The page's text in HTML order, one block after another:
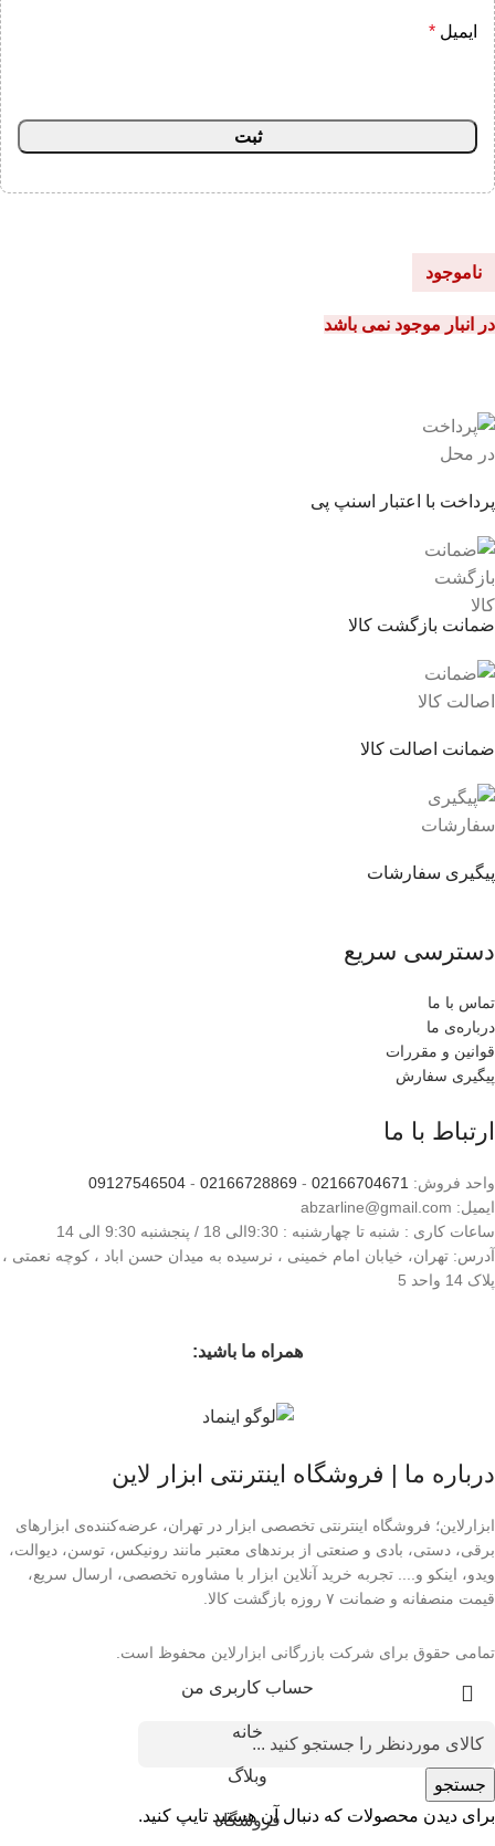
ایمیل *
ناموجود
در انبار موجود نمی باشد
پرداخت با اعتبار اسنپ پی
ضمانت بازگشت کالا
ضمانت اصالت کالا
پیگیری سفارشات
دسترسی سریع
تماس با ما
درباره‌ی ما
قوانین و مقررات
پیگیری سفارش
ارتباط با ما
واحد فروش: 02166704671
-
02166728869
-
09127546504
ایمیل: abzarline@gmail.com
ساعات کاری : شنبه تا چهارشنبه : 9:30الی 18 / پنجشنبه 9:30 الی 14
آدرس: تهران، خیابان امام خمینی ، نرسیده به میدان حسن اباد ، کوچه نعمتی ،
پلاک 14 واحد 5
همراه ما باشید:
درباره ما | فروشگاه اینترنتی ابزار لاین
ابزارلاین؛ فروشگاه اینترنتی تخصصی ابزار در تهران، عرضه‌کننده‌ی ابزارهای
برقی، دستی، بادی و صنعتی از برندهای معتبر مانند رونیکس، توسن، دیوالت،
ویدو، اینکو و.... تجربه خرید آنلاین ابزار با مشاوره تخصصی، ارسال سریع،
قیمت منصفانه و ضمانت ۷ روزه بازگشت کالا.
تمامی حقوق برای شرکت بازرگانی ابزارلاین محفوظ است.
جستجو
برای دیدن محصولات که دنبال آن هستید تایپ کنید.
حساب کاربری من
خانه
وبلاگ
فروشگاه